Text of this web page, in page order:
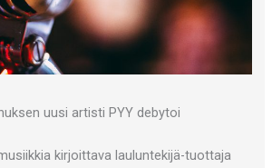
kirjoittava lauluntekijä-tuottaja